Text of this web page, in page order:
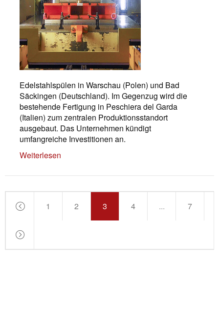
Edelstahlspülen in Warschau (Polen) und Bad
Säckingen (Deutschland). Im Gegenzug wird die
bestehende Fertigung in Peschiera del Garda
(Italien) zum zentralen Produktionsstandort
ausgebaut. Das Unternehmen kündigt
umfangreiche Investitionen an.
Weiterlesen
1 2 3 4 ... 7